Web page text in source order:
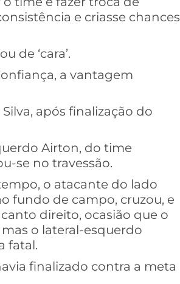
e criasse chances
de ‘cara’.
a vantagem
após finalização do
Airton, do time
se no travessão.
o atacante do lado
fundo de campo, cruzou, e
direito, ocasião que o
o lateral-esquerdo
fatal.
finalizado contra a meta